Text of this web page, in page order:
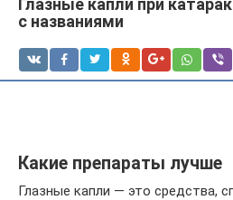
Глазные капли при
с названиями
Какие препараты лучше
Глазные капли — это средства,